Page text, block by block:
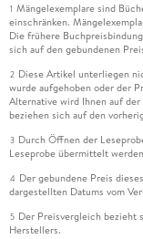
1 Mängelexemplare sind
einschränken.
Die frühere
sich auf den gebundenen
2 Diese Artikel unterliegen
wurde aufgehoben oder der
Alternative wird Ihnen auf
beziehen sich auf den
3 Durch Öffnen der
Leseprobe übermittelt
4 Der gebundene Preis
dargestellten Datums vom
5 Der Preisvergleich bezieht
Herstellers.